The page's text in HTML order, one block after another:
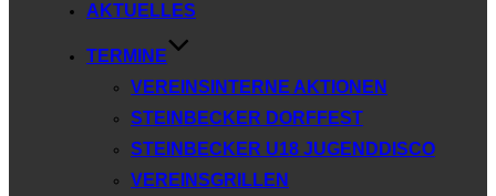
AKTUELLES
TERMINE
VEREINSINTERNE AKTIONEN
STEINBECKER DORFFEST
STEINBECKER U18 JUGENDDISCO
VEREINSGRILLEN